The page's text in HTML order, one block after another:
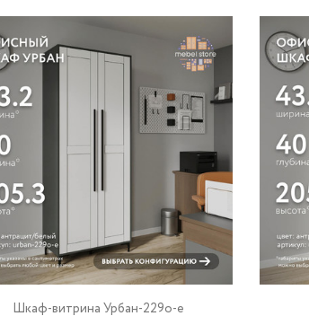
Шкаф-витрина Урбан-229o-e